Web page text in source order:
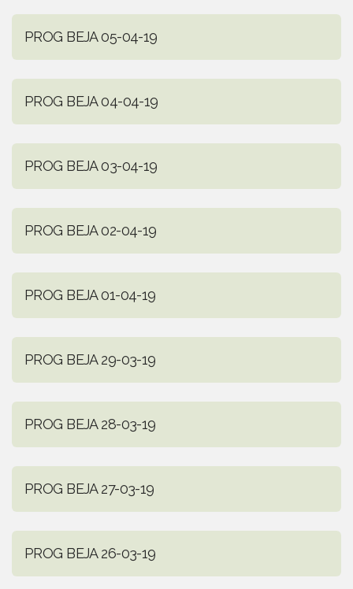
PROG BEJA 05-04-19
PROG BEJA 04-04-19
PROG BEJA 03-04-19
PROG BEJA 02-04-19
PROG BEJA 01-04-19
PROG BEJA 29-03-19
PROG BEJA 28-03-19
PROG BEJA 27-03-19
PROG BEJA 26-03-19